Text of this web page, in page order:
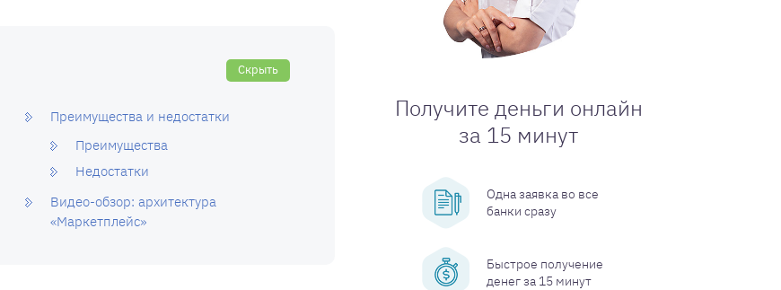
Скрыть
Преимущества и недостатки
Преимущества
Недостатки
Видео-обзор: архитектура
«Маркетплейс»
Получите деньги онлайн
за 15 минут
Одна заявка во все
банки сразу
Быстрое получение
денег за 15 минут